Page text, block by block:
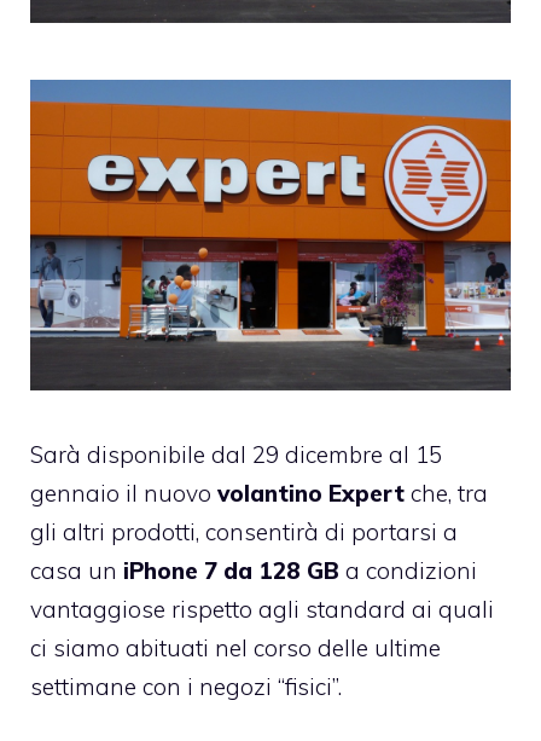
Sarà disponibile dal 29 dicembre al 15
gennaio il nuovo volantino Expert che, tra
gli altri prodotti, consentirà di portarsi a
casa un iPhone 7 da 128 GB a condizioni
vantaggiose rispetto agli standard ai quali
ci siamo abituati nel corso delle ultime
settimane con i negozi “fisici”.